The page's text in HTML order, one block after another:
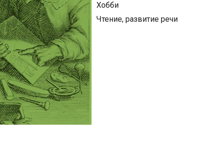
Хобби
Чтение, развитие речи